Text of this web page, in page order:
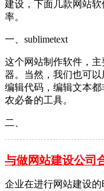
建设，下面几款网站
率。
一、sublimetext
这个网站制作软件，
器。当然，我们也可
编辑代码，编辑文本
农必备的工具。
二、
与做网站建设公司
企业在进行网站建设